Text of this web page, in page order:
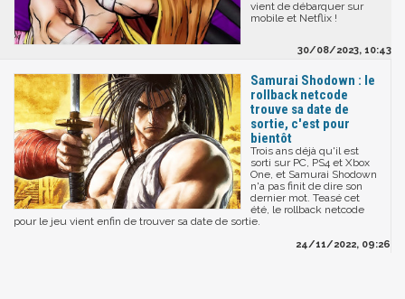
vient de débarquer sur
mobile et Netflix !
30/08/2023, 10:43
Samurai Shodown : le
rollback netcode
trouve sa date de
sortie, c'est pour
bientôt
Trois ans déjà qu'il est
sorti sur PC, PS4 et Xbox
One, et Samurai Shodown
n'a pas finit de dire son
dernier mot. Teasé cet
été, le rollback netcode
pour le jeu vient enfin de trouver sa date de sortie.
24/11/2022, 09:26